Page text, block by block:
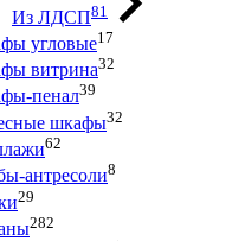
Из ЛДСП81
угловые17
витрина32
пенал39
шкафы32
62
антресоли8
29
282